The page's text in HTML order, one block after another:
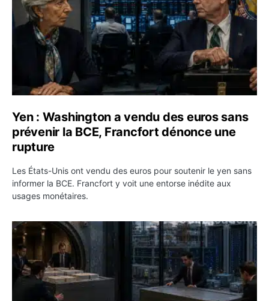
Yen : Washington a vendu des euros sans
prévenir la BCE, Francfort dénonce une
rupture
Les États-Unis ont vendu des euros pour soutenir le yen sans
informer la BCE. Francfort y voit une entorse inédite aux
usages monétaires.
Jane Street négocie le transfert de 11 milliards de